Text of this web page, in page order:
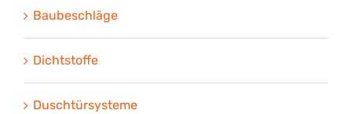
Baubeschläge
Dichtstoffe
Duschtürsysteme